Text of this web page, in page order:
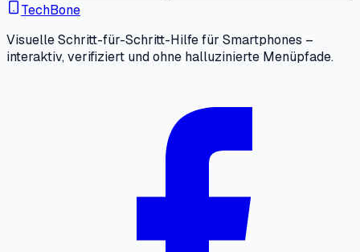
TechBone
Visuelle Schritt-für-Schritt-Hilfe für Smartphones –
interaktiv, verifiziert und ohne halluzinierte Menüpfade.